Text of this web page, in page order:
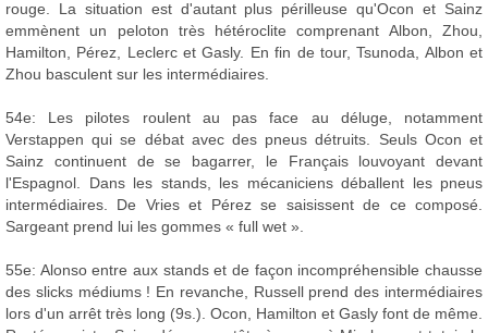
rouge. La situation est d'autant plus périlleuse qu'Ocon et Sainz
emmènent un peloton très hétéroclite comprenant Albon, Zhou,
Hamilton, Pérez, Leclerc et Gasly. En fin de tour, Tsunoda, Albon et
Zhou basculent sur les intermédiaires.
54e: Les pilotes roulent au pas face au déluge, notamment
Verstappen qui se débat avec des pneus détruits. Seuls Ocon et
Sainz continuent de se bagarrer, le Français louvoyant devant
l'Espagnol. Dans les stands, les mécaniciens déballent les pneus
intermédiaires. De Vries et Pérez se saisissent de ce composé.
Sargeant prend lui les gommes « full wet ».
55e: Alonso entre aux stands et de façon incompréhensible chausse
des slicks médiums ! En revanche, Russell prend des intermédiaires
lors d'un arrêt très long (9s.). Ocon, Hamilton et Gasly font de même.